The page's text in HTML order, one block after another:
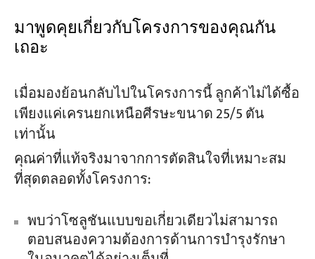
มาพูดคุยเกี่ยวกับโครงการของคุณกัน
เถอะ
เมื่อมองย้อนกลับไปในโครงการนี้ ลูกค้าไม่ได้ซื้อ
เพียงแค่เครนยกเหนือศีรษะขนาด 25/5 ตัน
เท่านั้น
คุณค่าที่แท้จริงมาจากการตัดสินใจที่เหมาะสม
ที่สุดตลอดทั้งโครงการ:
พบว่าโซลูชันแบบขอเกี่ยวเดียวไม่สามารถ
ตอบสนองความต้องการด้านการบำรุงรักษา